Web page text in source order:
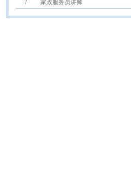
7
家政服务员讲师